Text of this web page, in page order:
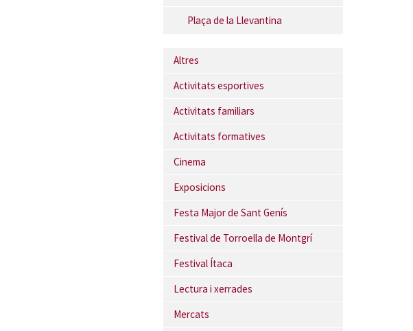
Plaça de la Llevantina
Altres
Activitats esportives
Activitats familiars
Activitats formatives
Cinema
Exposicions
Festa Major de Sant Genís
Festival de Torroella de Montgrí
Festival Ítaca
Lectura i xerrades
Mercats